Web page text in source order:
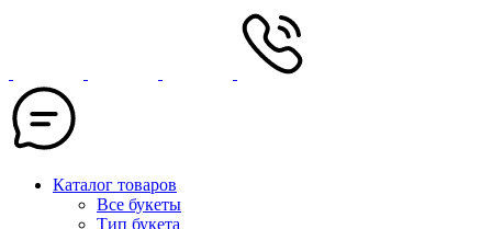
Каталог товаров
Все букеты
Тип букета